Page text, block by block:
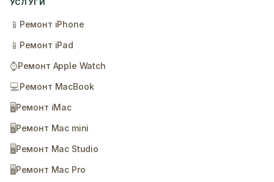
УСЛУГИ
📱 Ремонт iPhone
📱 Ремонт iPad
⌚Ремонт Apple Watch
💻Ремонт MacBook
🖥️Ремонт iMac
🖥️Ремонт Mac mini
🖥️Ремонт Mac Studio
🖥️Ремонт Mac Pro